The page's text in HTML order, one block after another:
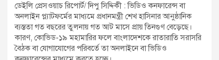
ডেইলি প্রেসওয়াচ রিপোর্ট/ দিপু সিদ্দিকী : ভিডিও কনফারেন্স বা
অনলাইন প্ল্যাটফর্মের মাধ্যমে প্রধানমন্ত্রী শেখ হাসিনার আনুষ্ঠানিক
ব্যস্ততা গত বছরের তুলনায় গত আট মাসে প্রায় তিনগুণ বেড়েছে।
কারণ, কোভিড-১৯ মহামারির ফলে বাংলাদেশকে রাতারাতি সরাসরি
বৈঠক বা যোগাযোগের পরিবর্তে তা অনলাইনে বা ভিডিও